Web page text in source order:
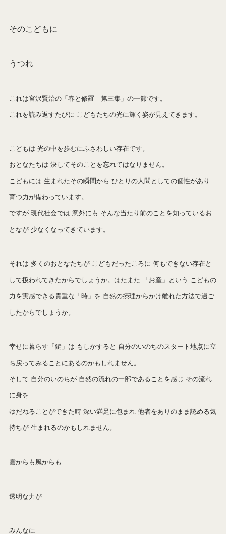
そのこどもに
うつれ
これは宮沢賢治の「春と修羅 第三集」の一節です。
これを読み返すたびに こどもたちの光に輝く姿が見えてきます。
こどもは 光の中を歩むにふさわしい存在です。
おとなたちは 決してそのことを忘れてはなりません。
こどもには 生まれたその瞬間から ひとりの人間としての個性があり
育つ力が備わっています。
ですが 現代社会では 意外にも そんな当たり前のことを知っているお
となが 少なくなってきています。
それは 多くのおとなたちが こどもだったころに 何もできない存在と
して扱われてきたからでしょうか。はたまた 「お産」という こどもの
力を実感できる貴重な「時」を 自然の摂理からかけ離れた方法で過ご
したからでしょうか。
幸せに暮らす「鍵」は もしかすると 自分のいのちのスタート地点に立
ち戻ってみることにあるのかもしれません。
そして 自分のいのちが 自然の流れの一部であることを感じ その流れ
に身を
ゆだねることができた時 深い満足に包まれ 他者をありのまま認める気
持ちが 生まれるのかもしれません。
雲からも風からも
透明な力が
みんなに